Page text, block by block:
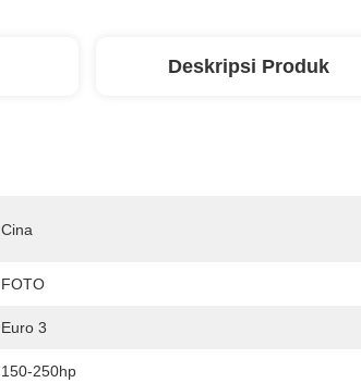
Deskripsi Produk
Cina
FOTO
Euro 3
150-250hp